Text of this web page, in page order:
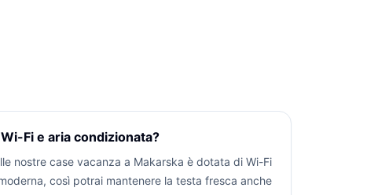
Fi e aria condizionata?
nostre case vacanza a Makarska è dotata di Wi-Fi
così potrai mantenere la testa fresca anche